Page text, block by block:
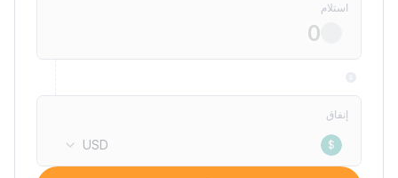
استلام
إنفاق
$
USD